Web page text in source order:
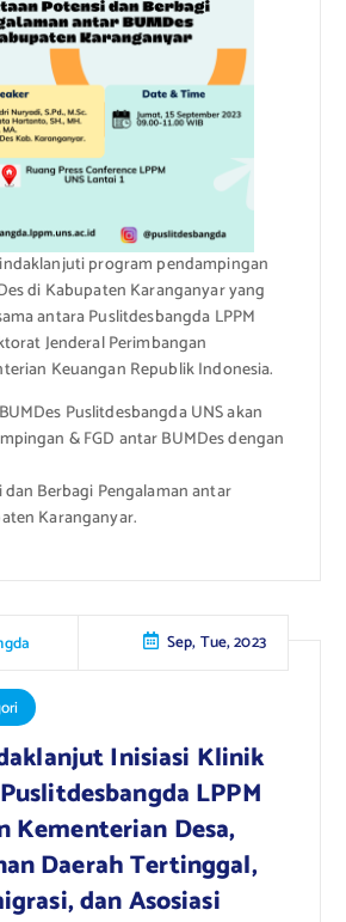
program pendampingan
di Kabupaten Karanganyar yang
antara Puslitdesbangda LPPM
Jenderal Perimbangan
Keuangan Republik Indonesia.
Puslitdesbangda UNS akan
& FGD antar BUMDes dengan
Berbagi Pengalaman antar
Karanganyar.
Sep, Tue, 2023
Inisiasi Klinik
LPPM
Kementerian Desa,
Daerah Tertinggal,
dan Asosiasi